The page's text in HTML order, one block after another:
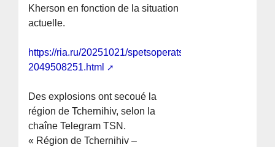
Kherson en fonction de la situation
actuelle.
https://ria.ru/20251021/spetsoperatsiya-
2049508251.html
Des explosions ont secoué la
région de Tchernihiv, selon la
chaîne Telegram TSN.
« Région de Tchernihiv –